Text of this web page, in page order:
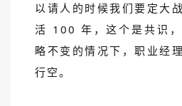
以请人的时候我们要定大
活 100 年，这个是共识
略不变的情况下，职业经
行空。